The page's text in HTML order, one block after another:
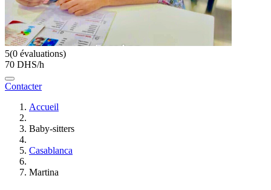
5(0 évaluations)
70 DHS/h
Contacter
Accueil
Baby-sitters
Casablanca
Martina